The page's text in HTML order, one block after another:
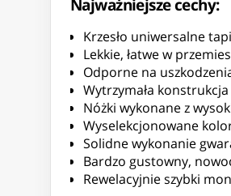
Najważniejsze cechy:
Krzesło uniwersalne
Lekkie, łatwe w
Odporne na
Wytrzymała konstrukcja
Nóżki wykonane z
Wyselekcjonowane
Solidne wykonanie
Bardzo gustowny,
Rewelacyjnie szybki